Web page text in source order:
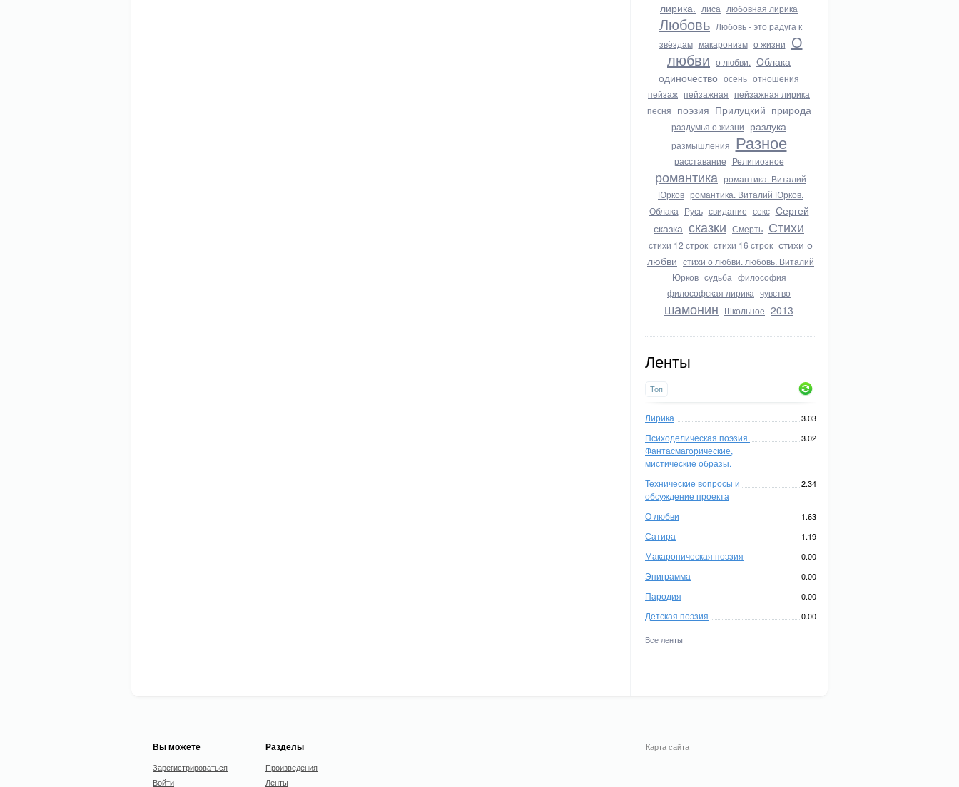
лирика. лиса любовная лирика
Любовь Любовь - это радуга к
звёздам макаронизм о жизни О
любви о любви. Облака
одиночество осень отношения
пейзаж пейзажная пейзажная лирика
песня поэзия Прилуцкий природа
раздумья о жизни разлука
размышления Разное
расставание Религиозное
романтика романтика. Виталий
Юрков романтика. Виталий Юрков.
Облака Русь свидание секс Сергей
сказка сказки Смерть Стихи
стихи 12 строк стихи 16 строк стихи о
любви стихи о любви. любовь. Виталий
Юрков судьба философия
философская лирика чувство
шамонин Школьное 2013
Ленты
Топ
Лирика 3.03
Психоделическая поэзия.
Фантасмагорические,
мистические образы.
3.02
Технические вопросы и
обсуждение проекта
2.34
О любви 1.63
Сатира 1.19
Макароническая поэзия 0.00
Эпиграмма 0.00
Пародия 0.00
Детская поэзия 0.00
Все ленты
Вы можете
Зарегистрироваться
Войти
Разделы
Произведения
Ленты
Карта сайта